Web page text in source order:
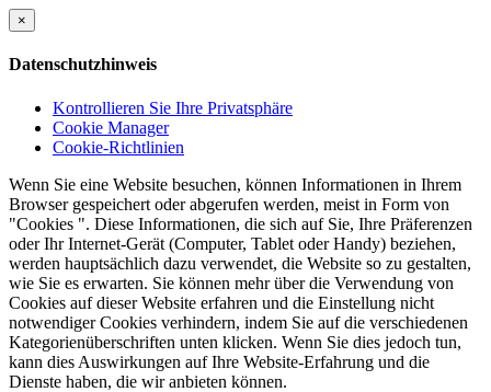
×
Datenschutzhinweis
Kontrollieren Sie Ihre Privatsphäre
Cookie Manager
Cookie-Richtlinien
Wenn Sie eine Website besuchen, können Informationen in Ihrem
Browser gespeichert oder abgerufen werden, meist in Form von
"Cookies ". Diese Informationen, die sich auf Sie, Ihre Präferenzen
oder Ihr Internet-Gerät (Computer, Tablet oder Handy) beziehen,
werden hauptsächlich dazu verwendet, die Website so zu gestalten,
wie Sie es erwarten. Sie können mehr über die Verwendung von
Cookies auf dieser Website erfahren und die Einstellung nicht
notwendiger Cookies verhindern, indem Sie auf die verschiedenen
Kategorienüberschriften unten klicken. Wenn Sie dies jedoch tun,
kann dies Auswirkungen auf Ihre Website-Erfahrung und die
Dienste haben, die wir anbieten können.